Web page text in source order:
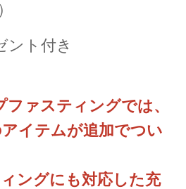
ト付き
ァスティングでは、
アイテムが追加でつい
ングにも対応した充